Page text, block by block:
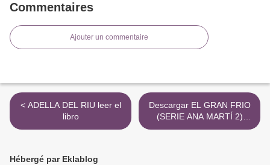
Commentaires
Ajouter un commentaire
< ADELLA DEL RIU leer el
libro
Descargar EL GRAN FRIO
(SERIE ANA MARTÍ 2)
ROSA RIBAS, SABINE
Hébergé par Eklablog